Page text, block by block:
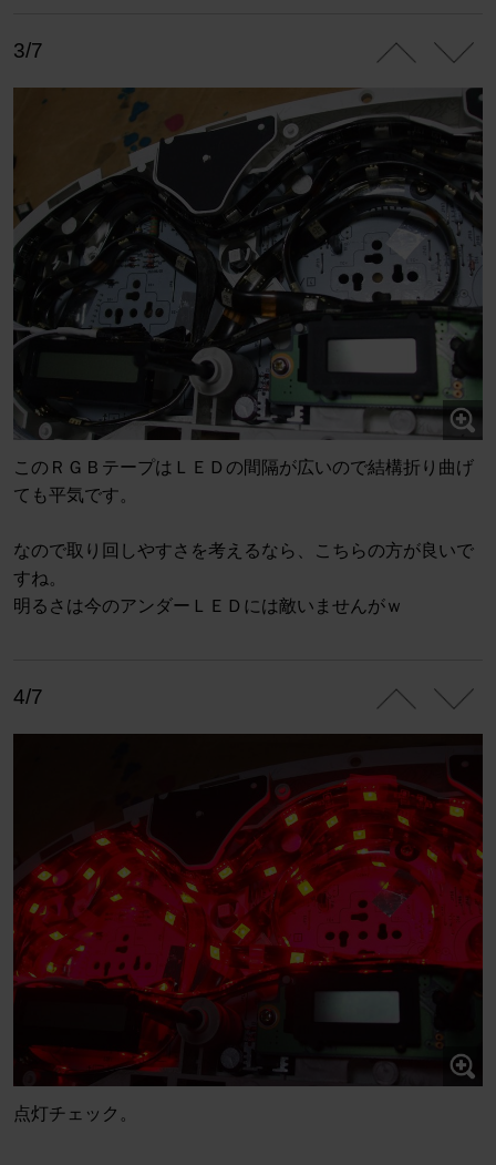
3/7
このＲＧＢテープはＬＥＤの間隔が広いので結構折り曲げ
ても平気です。
なので取り回しやすさを考えるなら、こちらの方が良いで
すね。
明るさは今のアンダーＬＥＤには敵いませんがｗ
4/7
点灯チェック。